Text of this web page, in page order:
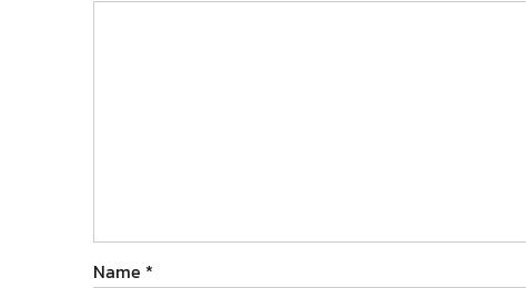
Name *